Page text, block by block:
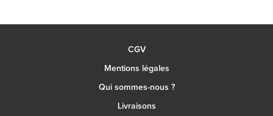
CGV
Mentions légales
Qui sommes-nous ?
Livraisons